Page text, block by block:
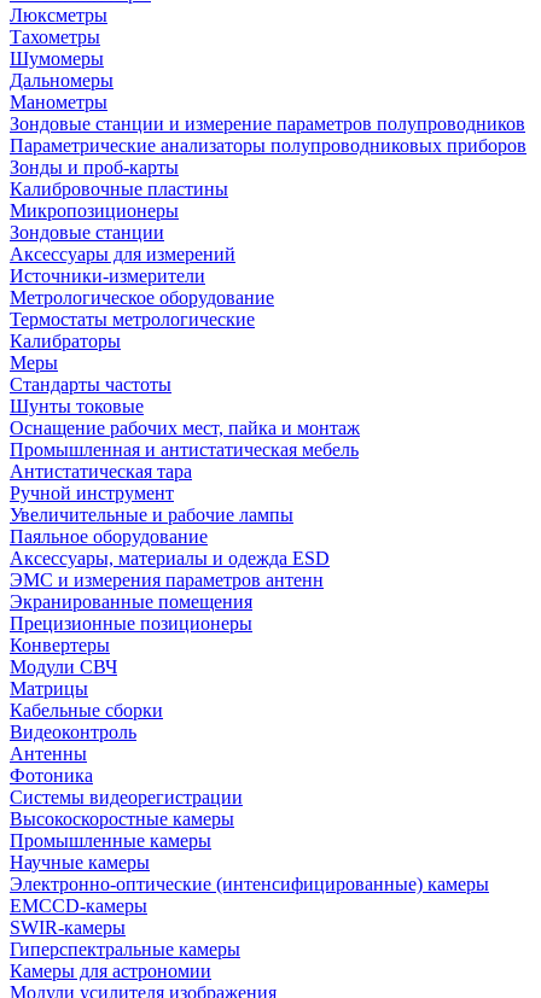
Люксметры
Тахометры
Шумомеры
Дальномеры
Манометры
Зондовые станции и измерение параметров полупроводников
Параметрические анализаторы полупроводниковых приборов
Зонды и проб-карты
Калибровочные пластины
Микропозиционеры
Зондовые станции
Аксессуары для измерений
Источники-измерители
Метрологическое оборудование
Термостаты метрологические
Калибраторы
Меры
Стандарты частоты
Шунты токовые
Оснащение рабочих мест, пайка и монтаж
Промышленная и антистатическая мебель
Антистатическая тара
Ручной инструмент
Увеличительные и рабочие лампы
Паяльное оборудование
Аксессуары, материалы и одежда ESD
ЭМС и измерения параметров антенн
Экранированные помещения
Прецизионные позиционеры
Конвертеры
Модули СВЧ
Матрицы
Кабельные сборки
Видеоконтроль
Антенны
Фотоника
Cистемы видеорегистрации
Высокоскоростные камеры
Промышленные камеры
Научные камеры
Электронно-оптические (интенсифицированные) камеры
EMCCD-камеры
SWIR-камеры
Гиперспектральные камеры
Камеры для астрономии
Модули усилителя изображения